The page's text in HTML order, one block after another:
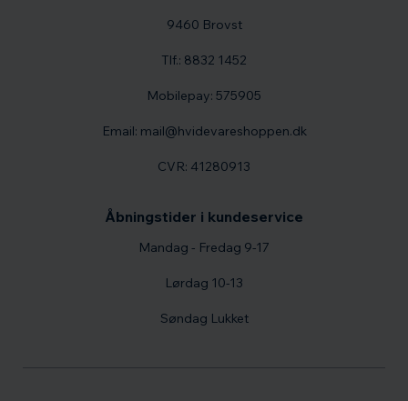
9460 Brovst
Tlf.: 8832 1452
Mobilepay: 575905
Email: mail@hvidevareshoppen.dk
CVR: 41280913
Åbningstider i kundeservice
Mandag - Fredag 9-17
Lørdag 10-13
Søndag Lukket